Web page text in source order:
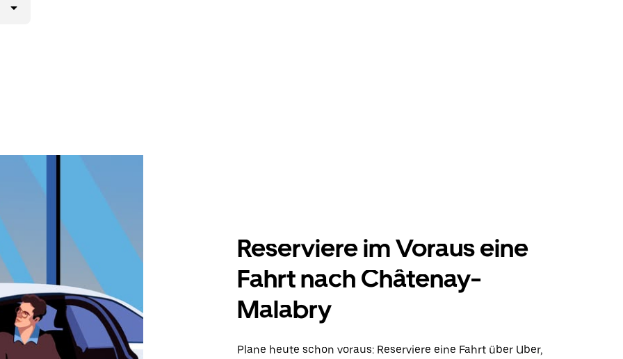
Reserviere im Voraus eine
Fahrt nach Châtenay-
Malabry
Plane heute schon voraus: Reserviere eine Fahrt über Uber,